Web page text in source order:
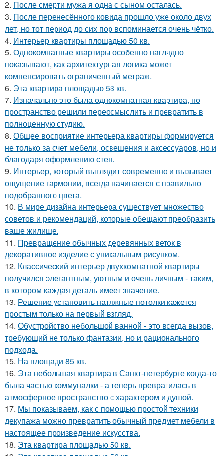
2. После смерти мужа я одна с сыном осталась.
3. После перенесённого ковида прошло уже около двух
лет, но тот период до сих пор вспоминается очень чётко.
4. Интерьер квартиры площадью 50 кв.
5. Однокомнатные квартиры особенно наглядно
показывают, как архитектурная логика может
компенсировать ограниченный метраж.
6. Эта квартира площадью 53 кв.
7. Изначально это была однокомнатная квартира, но
пространство решили переосмыслить и превратить в
полноценную студию.
8. Общее восприятие интерьера квартиры формируется
не только за счет мебели, освещения и аксессуаров, но и
благодаря оформлению стен.
9. Интерьер, который выглядит современно и вызывает
ощущение гармонии, всегда начинается с правильно
подобранного цвета.
10. В мире дизайна интерьера существует множество
советов и рекомендаций, которые обещают преобразить
ваше жилище.
11. Превращение обычных деревянных веток в
декоративное изделие с уникальным рисунком.
12. Классический интерьер двухкомнатной квартиры
получился элегантным, уютным и очень личным - таким,
в котором каждая деталь имеет значение.
13. Решение установить натяжные потолки кажется
простым только на первый взгляд.
14. Обустройство небольшой ванной - это всегда вызов,
требующий не только фантазии, но и рационального
подхода.
15. На площади 85 кв.
16. Эта небольшая квартира в Санкт-петербурге когда-то
была частью коммуналки - а теперь превратилась в
атмосферное пространство с характером и душой.
17. Мы показываем, как с помощью простой техники
декупажа можно превратить обычный предмет мебели в
настоящее произведение искусства.
18. Эта квартира площадью 50 кв.